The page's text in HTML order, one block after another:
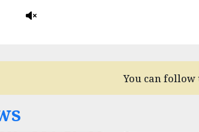
You can follow